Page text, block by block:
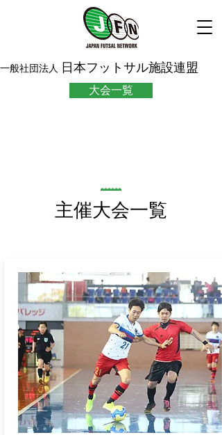
一般社団法人 日本フットサル施設連盟
大会一覧
​主催大会一覧